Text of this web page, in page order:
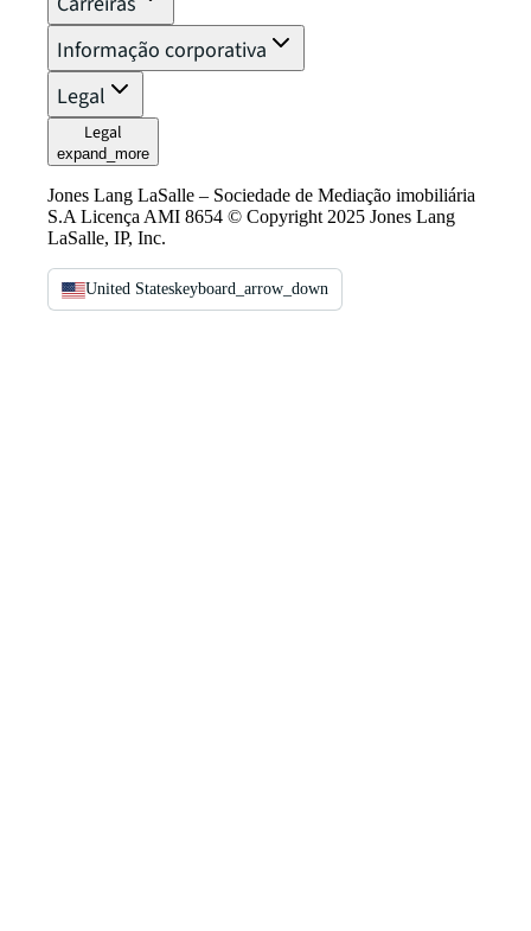
Informação corporativa
Legal
Legal
expand_more
Jones Lang LaSalle – Sociedade de Mediação imobiliária
S.A Licença AMI 8654 © Copyright 2025 Jones Lang
LaSalle, IP, Inc.
United Stateskeyboard_arrow_down